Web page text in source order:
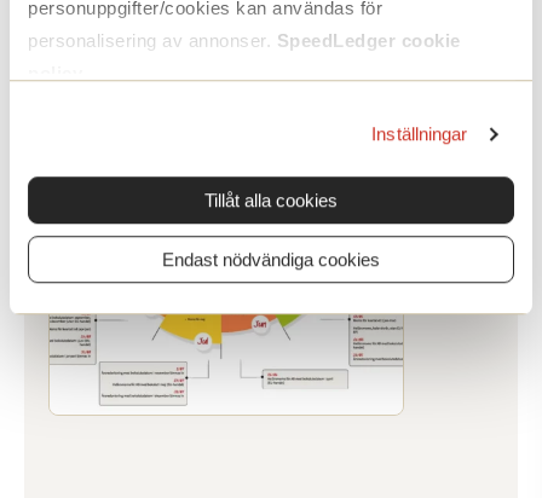
personuppgifter/cookies kan användas för
personalisering av annonser. SpeedLedger cookie
Inställningar
Tillåt alla cookies
Endast nödvändiga cookies